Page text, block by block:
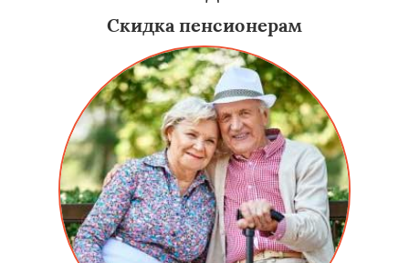
Скидка пенсионерам